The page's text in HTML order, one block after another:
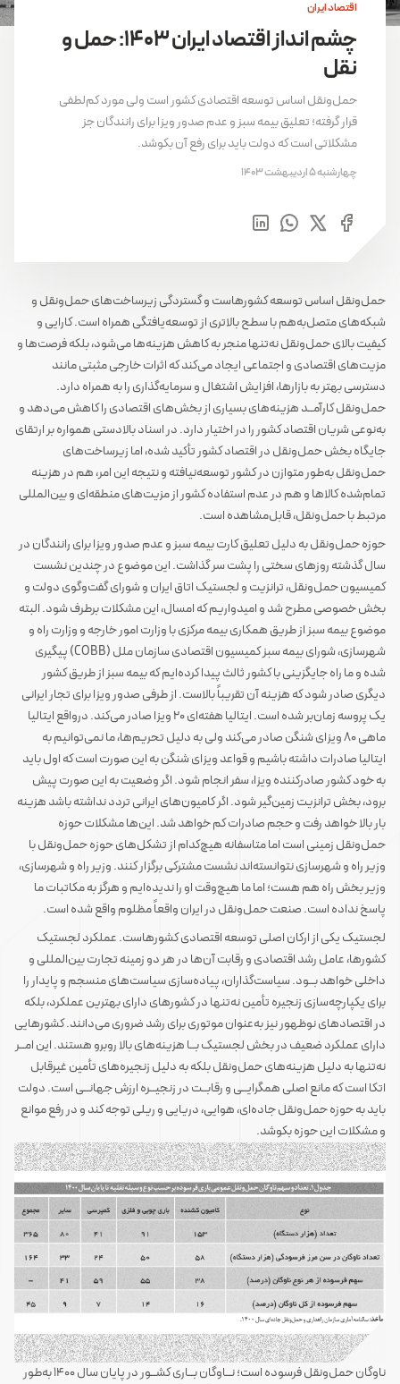
اقتصاد ایران
چشم انداز اقتصاد ایران 1403: حمل و
نقل
حمل‌ونقل اساس توسعه اقتصادی کشور است ولی مورد کم‌لطفی
قرار گرفته؛ تعلیق بیمه سبز و عدم صدور ویزا برای رانندگان جز
مشکلاتی است که دولت باید برای رفع آن بکوشد.
چهارشنبه 5 اردیبهشت 1403
حمل‌ونقل اساس توسعه کشورهاست و گستردگی زیرساخت‌های حمل‌ونقل و
شبکه‌های متصل‌به‌هم با سطح بالاتری از توسعه‌یافتگی همراه است. کارایی و
کیفیت بالای حمل‌ونقل نه‌تنها منجر به کاهش هزینه‌ها می‌شود، بلکه فرصت‌ها و
مزیت‌های اقتصادی و اجتماعی ایجاد می‌کند که اثرات خارجی مثبتی مانند
دسترسی بهتر به بازارها، افزایش اشتغال و سرمایه‌گذاری را به همراه دارد.
حمل‌ونقل کارآمــد هزینه‌های بسیاری از بخش‌های اقتصادی را کاهش می‌دهد و
به‌نوعی شریان اقتصاد کشور را در اختیار دارد. در اسناد بالادستی همواره بر ارتقای
جایگاه بخش حمل‌ونقل در اقتصاد کشور تأکید شده، اما زیرساخت‌های
حمل‌ونقل به‌طور متوازن در کشور توسعه‌نیافته و نتیجه این امر، هم در هزینه
تمام‌شده کالاها و هم در عدم استفاده کشور از مزیت‌های منطقه‌ای و بین‌المللی
مرتبط با حمل‌ونقل، قابل‌مشاهده است.
حوزه حمل‌ونقل به دلیل تعلیق کارت بیمه سبز و عدم صدور ویزا برای رانندگان در
سال گذشته روزهای سختی را پشت سر گذاشت. این موضوع در چندین نشست
کمیسیون حمل‌ونقل، ترانزیت و لجستیک اتاق ایران و شورای گفت‌وگوی دولت و
بخش خصوصی مطرح شد و امیدواریم که امسال، این مشکلات برطرف شود. البته
موضوع بیمه سبز از طریق همکاری بیمه مرکزی با وزارت امور خارجه و وزارت راه و
شهرسازی، شورای بیمه سبز کمیسیون اقتصادی سازمان ملل (COBB) پیگیری
شده و ما راه جایگزینی با کشور ثالث پیدا کرده‌ایم که بیمه سبز از طریق کشور
دیگری صادر شود که هزینه آن تقریباً بالاست. از طرفی صدور ویزا برای تجار ایرانی
یک پروسه زمان‌بر شده است. ایتالیا هفته‌ای 20 ویزا صادر می‌کند. درواقع ایتالیا
ماهی 80 ویزای شنگن صادر می‌کند ولی به دلیل تحریم‌ها، ما نمی‌توانیم به
ایتالیا صادرات داشته باشیم و قواعد ویزای شنگن به این صورت است که اول باید
به خود کشور صادرکننده ویزا، سفر انجام شود. اگر وضعیت به این صورت پیش
برود، بخش ترانزیت زمین‌گیر شود. اگر کامیون‌های ایرانی تردد نداشته باشد هزینه
بار بالا خواهد رفت و حجم صادرات کم خواهد شد. این‌ها مشکلات حوزه
حمل‌ونقل زمینی است اما متاسفانه هیچ‌کدام از تشکل‌های حوزه حمل‌ونقل با
وزیر راه و شهرسازی نتوانسته‌اند نشست مشترکی برگزار کنند. وزیر راه و شهرسازی،
وزیر بخش راه هم هست؛ اما ما هیچ‌وقت او را ندیده‌ایم و هرگز به مکاتبات ما
پاسخ نداده است. صنعت حمل‌ونقل در ایران واقعاً مظلوم واقع شده است.
لجستیک یکی از ارکان اصلی توسعه اقتصادی کشورهاست. عملکرد لجستیک
کشورها، عامل رشد اقتصادی و رقابت آن‌ها در هر دو زمینه تجارت بین‌المللی و
داخلی خواهد بــود. سیاست‌گذاران، پیاده‌سازی سیاست‌های منسجم و پایدار را
برای یکپارچه‌سازی زنجیره تأمین نه‌تنها در کشورهای دارای بهترین عملکرد، بلکه
در اقتصادهای نوظهور نیز به‌عنوان موتوری برای رشد ضروری می‌دانند. کشورهایی
دارای عملکرد ضعیف در بخش لجستیک بــا هزینه‌های بالا روبرو هستند. این امــر
نه‌تنها به دلیل هزینه‌های حمل‌ونقل بلکه به دلیل زنجیره‌های تأمین غیرقابل
اتکا است که مانع اصلی همگرایــی و رقابــت در زنجیــره ارزش جهانــی است. دولت
باید به حوزه حمل‌ونقل جاده‌ای، هوایی، دریایی و ریلی توجه کند و در رفع موانع
و مشکلات این حوزه بکوشد.
ناوگان حمل‌ونقل فرسوده است؛ نــاوگان بــاری کشــور در پایان سال 1400 به‌طور